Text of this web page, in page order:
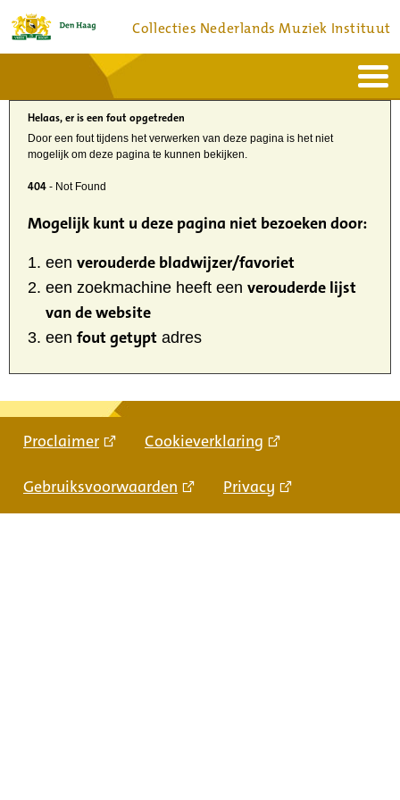
Collecties Nederlands Muziek Instituut
Home
Actueel
Bronnen en collecties
Dienstverlening
Bezoek
Over
Helaas, er is een fout opgetreden
Door een fout tijdens het verwerken van deze pagina is het niet
mogelijk om deze pagina te kunnen bekijken.
404 - Not Found
Mogelijk kunt u deze pagina niet bezoeken door:
een verouderde bladwijzer/favoriet
een zoekmachine heeft een verouderde lijst
van de website
een fout getypt adres
Proclaimer Cookieverklaring
Gebruiksvoorwaarden Privacy